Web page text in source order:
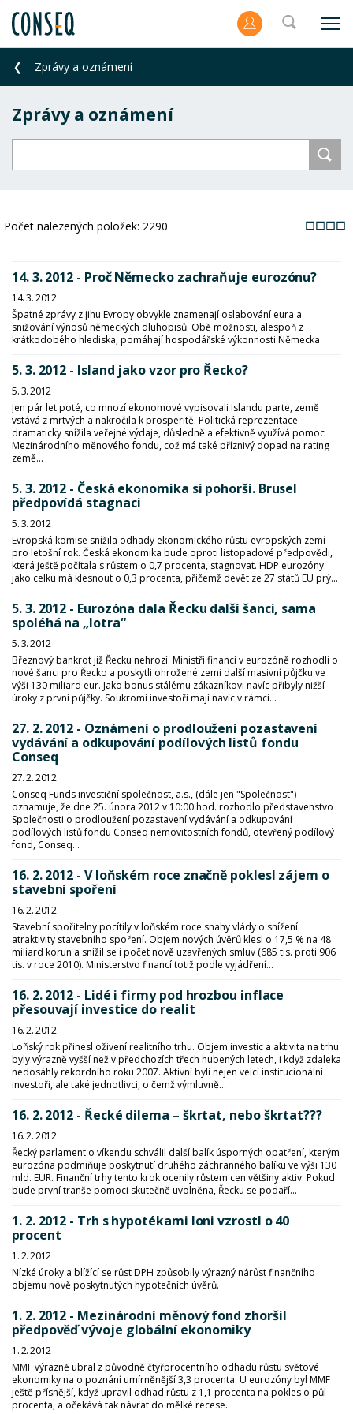
Zprávy a oznámení
Zprávy a oznámení
Počet nalezených položek: 2290
14. 3. 2012 - Proč Německo zachraňuje eurozónu?
14. 3. 2012
Špatné zprávy z jihu Evropy obvykle znamenají oslabování eura a
snižování výnosů německých dluhopisů. Obě možnosti, alespoň z
krátkodobého hlediska, pomáhají hospodářské výkonnosti Německa.
5. 3. 2012 - Island jako vzor pro Řecko?
5. 3. 2012
Jen pár let poté, co mnozí ekonomové vypisovali Islandu parte, země
vstává z mrtvých a nakročila k prosperitě. Politická reprezentace
dramaticky snížila veřejné výdaje, důsledně a efektivně využívá pomoc
Mezinárodního měnového fondu, což má také příznivý dopad na rating
země...
5. 3. 2012 - Česká ekonomika si pohorší. Brusel
předpovídá stagnaci
5. 3. 2012
Evropská komise snížila odhady ekonomického růstu evropských zemí
pro letošní rok. Česká ekonomika bude oproti listopadové předpovědi,
která ještě počítala s růstem o 0,7 procenta, stagnovat. HDP eurozóny
jako celku má klesnout o 0,3 procenta, přičemž devět ze 27 států EU prý...
5. 3. 2012 - Eurozóna dala Řecku další šanci, sama
spoléhá na „lotra“
5. 3. 2012
Březnový bankrot již Řecku nehrozí. Ministři financí v eurozóně rozhodli o
nové šanci pro Řecko a poskytli ohrožené zemi další masivní půjčku ve
výši 130 miliard eur. Jako bonus stálému zákazníkovi navíc přibyly nižší
úroky z první půjčky. Soukromí investoři mají navíc v rámci...
27. 2. 2012 - Oznámení o prodloužení pozastavení
vydávání a odkupování podílových listů fondu
Conseq
27. 2. 2012
Conseq Funds investiční společnost, a.s., (dále jen "Společnost")
oznamuje, že dne 25. února 2012 v 10:00 hod. rozhodlo představenstvo
Společnosti o prodloužení pozastavení vydávání a odkupování
podílových listů fondu Conseq nemovitostních fondů, otevřený podílový
fond, Conseq...
16. 2. 2012 - V loňském roce značně poklesl zájem o
stavební spoření
16. 2. 2012
Stavební spořitelny pocítily v loňském roce snahy vlády o snížení
atraktivity stavebního spoření. Objem nových úvěrů klesl o 17,5 % na 48
miliard korun a snížil se i počet nově uzavřených smluv (685 tis. proti 906
tis. v roce 2010). Ministerstvo financí totiž podle vyjádření...
16. 2. 2012 - Lidé i firmy pod hrozbou inflace
přesouvají investice do realit
16. 2. 2012
Loňský rok přinesl oživení realitního trhu. Objem investic a aktivita na trhu
byly výrazně vyšší než v předchozích třech hubených letech, i když zdaleka
nedosáhly rekordního roku 2007. Aktivní byli nejen velcí institucionální
investoři, ale také jednotlivci, o čemž výmluvně...
16. 2. 2012 - Řecké dilema – škrtat, nebo škrtat???
16. 2. 2012
Řecký parlament o víkendu schválil další balík úsporných opatření, kterým
eurozóna podmiňuje poskytnutí druhého záchranného balíku ve výši 130
mld. EUR. Finanční trhy tento krok ocenily růstem cen většiny aktiv. Pokud
bude první tranše pomoci skutečně uvolněna, Řecku se podaří...
1. 2. 2012 - Trh s hypotékami loni vzrostl o 40
procent
1. 2. 2012
Nízké úroky a blížící se růst DPH způsobily výrazný nárůst finančního
objemu nově poskytnutých hypotečních úvěrů.
1. 2. 2012 - Mezinárodní měnový fond zhoršil
předpověď vývoje globální ekonomiky
1. 2. 2012
MMF výrazně ubral z původně čtyřprocentního odhadu růstu světové
ekonomiky na o poznání umírněnější 3,3 procenta. U eurozóny byl MMF
ještě přísnější, když upravil odhad růstu z 1,1 procenta na pokles o půl
procenta, a očekává tak návrat do mělké recese.